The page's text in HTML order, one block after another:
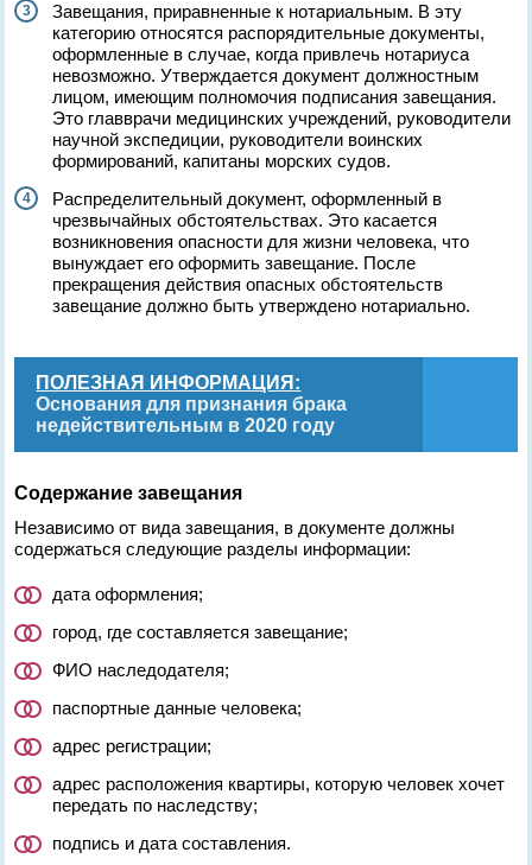
Завещания, приравненные к нотариальным. В эту
категорию относятся распорядительные документы,
оформленные в случае, когда привлечь нотариуса
невозможно. Утверждается документ должностным
лицом, имеющим полномочия подписания завещания.
Это главврачи медицинских учреждений, руководители
научной экспедиции, руководители воинских
формирований, капитаны морских судов.
Распределительный документ, оформленный в
чрезвычайных обстоятельствах. Это касается
возникновения опасности для жизни человека, что
вынуждает его оформить завещание. После
прекращения действия опасных обстоятельств
завещание должно быть утверждено нотариально.
ПОЛЕЗНАЯ ИНФОРМАЦИЯ:
Основания для признания брака
недействительным в 2020 году
Содержание завещания
Независимо от вида завещания, в документе должны
содержаться следующие разделы информации:
дата оформления;
город, где составляется завещание;
ФИО наследодателя;
паспортные данные человека;
адрес регистрации;
адрес расположения квартиры, которую человек хочет
передать по наследству;
подпись и дата составления.